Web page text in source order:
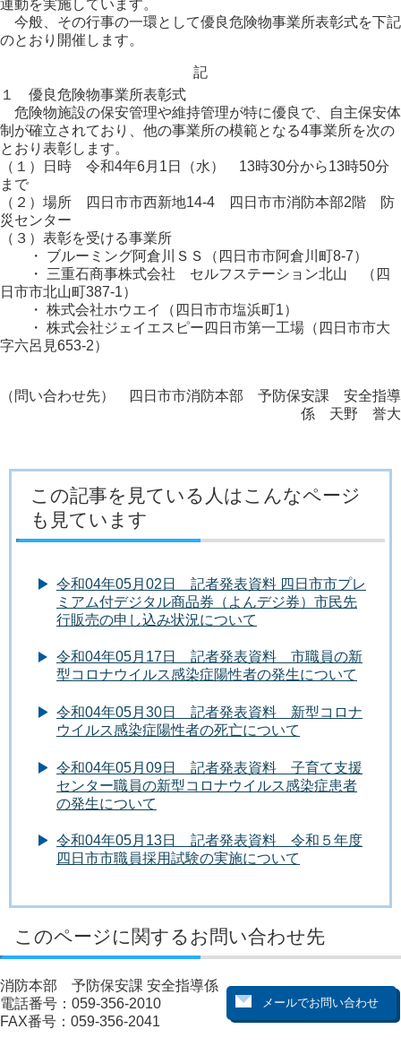
運動を実施しています。
今般、その行事の一環として優良危険物事業所表彰式を下記
のとおり開催します。
記
１ 優良危険物事業所表彰式
危険物施設の保安管理や維持管理が特に優良で、自主保安体
制が確立されており、他の事業所の模範となる4事業所を次の
とおり表彰します。
（１）日時 令和4年6月1日（水） 13時30分から13時50分
まで
（２）場所 四日市市西新地14-4 四日市市消防本部2階 防
災センター
（３）表彰を受ける事業所
・ ブルーミング阿倉川ＳＳ（四日市市阿倉川町8‐7）
・ 三重石商事株式会社 セルフステーション北山 （四
日市市北山町387-1）
・ 株式会社ホウエイ（四日市市塩浜町1）
・ 株式会社ジェイエスピー四日市第一工場（四日市市大
字六呂見653-2）
（問い合わせ先） 四日市市消防本部 予防保安課 安全指導
係 天野 誉大
この記事を見ている人はこんなページ
も見ています
令和04年05月02日 記者発表資料 四日市市プレ
ミアム付デジタル商品券（よんデジ券）市民先
行販売の申し込み状況について
令和04年05月17日 記者発表資料 市職員の新
型コロナウイルス感染症陽性者の発生について
令和04年05月30日 記者発表資料 新型コロナ
ウイルス感染症陽性者の死亡について
令和04年05月09日 記者発表資料 子育て支援
センター職員の新型コロナウイルス感染症患者
の発生について
令和04年05月13日 記者発表資料 令和５年度
四日市市職員採用試験の実施について
このページに関するお問い合わせ先
消防本部 予防保安課 安全指導係
電話番号：059-356-2010
FAX番号：059-356-2041